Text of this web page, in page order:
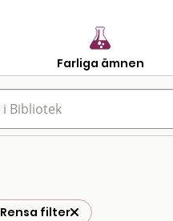
Farliga ämnen
Rensa filter